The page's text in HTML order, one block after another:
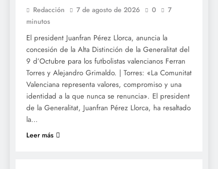
Redacción 7 de agosto de 2026 0
7
minutos
El president Juanfran Pérez Llorca, anuncia la
concesión de la Alta Distinción de la Generalitat del
9 d’Octubre para los futbolistas valencianos Ferran
Torres y Alejandro Grimaldo. | Torres: «La Comunitat
Valenciana representa valores, compromiso y una
identidad a la que nunca se renuncia». El president
de la Generalitat, Juanfran Pérez Llorca, ha resaltado
la…
Leer más